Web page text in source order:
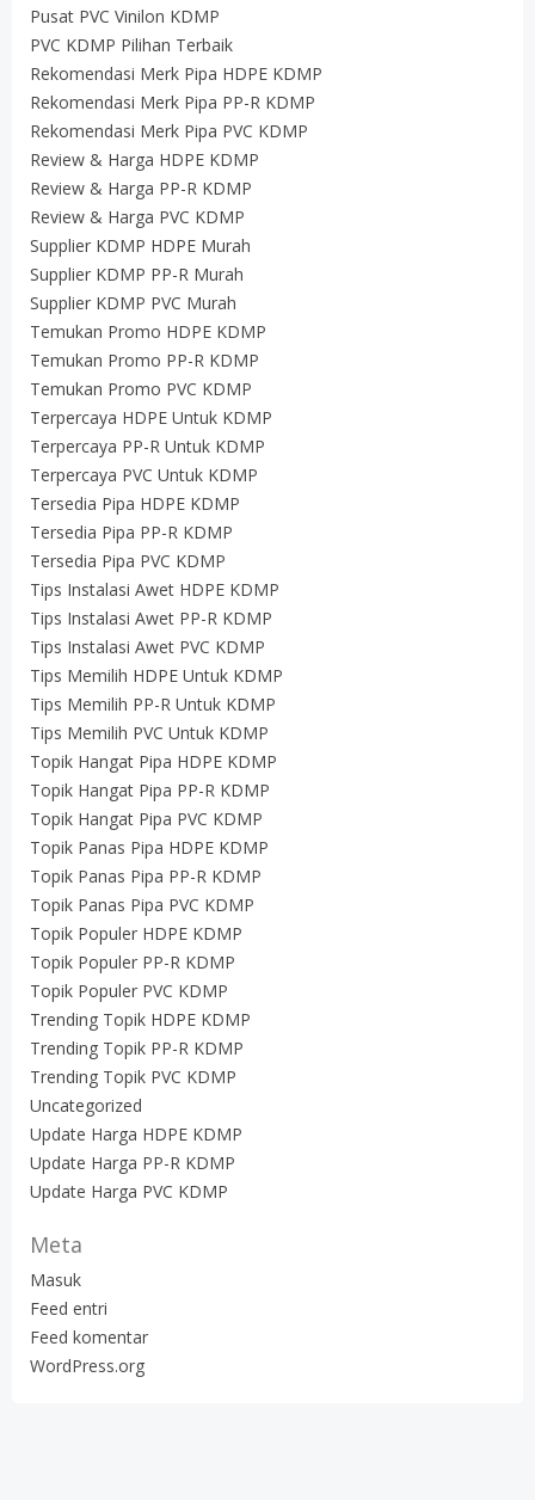
Pusat PVC Vinilon KDMP
PVC KDMP Pilihan Terbaik
Rekomendasi Merk Pipa HDPE KDMP
Rekomendasi Merk Pipa PP-R KDMP
Rekomendasi Merk Pipa PVC KDMP
Review & Harga HDPE KDMP
Review & Harga PP-R KDMP
Review & Harga PVC KDMP
Supplier KDMP HDPE Murah
Supplier KDMP PP-R Murah
Supplier KDMP PVC Murah
Temukan Promo HDPE KDMP
Temukan Promo PP-R KDMP
Temukan Promo PVC KDMP
Terpercaya HDPE Untuk KDMP
Terpercaya PP-R Untuk KDMP
Terpercaya PVC Untuk KDMP
Tersedia Pipa HDPE KDMP
Tersedia Pipa PP-R KDMP
Tersedia Pipa PVC KDMP
Tips Instalasi Awet HDPE KDMP
Tips Instalasi Awet PP-R KDMP
Tips Instalasi Awet PVC KDMP
Tips Memilih HDPE Untuk KDMP
Tips Memilih PP-R Untuk KDMP
Tips Memilih PVC Untuk KDMP
Topik Hangat Pipa HDPE KDMP
Topik Hangat Pipa PP-R KDMP
Topik Hangat Pipa PVC KDMP
Topik Panas Pipa HDPE KDMP
Topik Panas Pipa PP-R KDMP
Topik Panas Pipa PVC KDMP
Topik Populer HDPE KDMP
Topik Populer PP-R KDMP
Topik Populer PVC KDMP
Trending Topik HDPE KDMP
Trending Topik PP-R KDMP
Trending Topik PVC KDMP
Uncategorized
Update Harga HDPE KDMP
Update Harga PP-R KDMP
Update Harga PVC KDMP
Meta
Masuk
Feed entri
Feed komentar
WordPress.org